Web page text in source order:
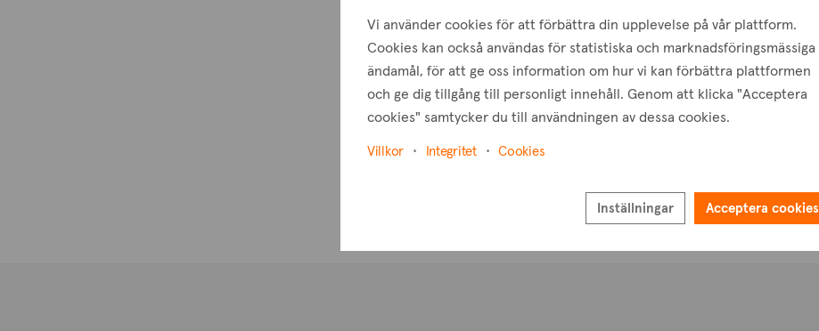
Vi använder cookies för att förbättra din upplevelse på vår plattform.
Cookies kan också användas för statistiska och marknadsföringsmässiga
ändamål, för att ge oss information om hur vi kan förbättra plattformen
och ge dig tillgång till personligt innehåll. Genom att klicka "Acceptera
cookies" samtycker du till användningen av dessa cookies.
Villkor Integritet Cookies
Inställningar Acceptera cookies